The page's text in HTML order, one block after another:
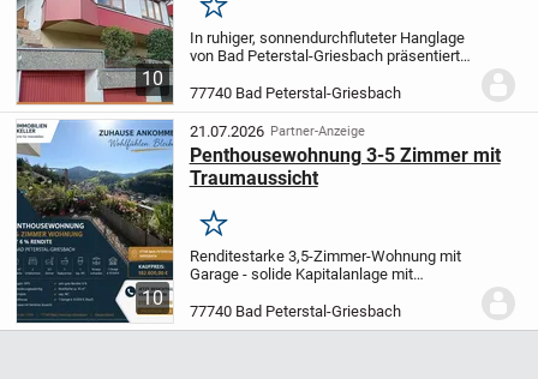
10
Merken
In ruhiger, sonnendurchfluteter Hanglage
von Bad Peterstal-Griesbach präsentiert
Wohnung im Hochparterre eines
gepflegten Achtfamilienhauses aus dem
Jahr 1971. Das...
77740 Bad Peterstal-Griesbach
10
21.07.2026 Partner-Anzeige
Penthousewohnung 3-5 Zimmer mit
Traumaussicht
Merken
Renditestarke 3,5-Zimmer-Wohnung mit
Garage - solide Kapitalanlage mit
3,5-Zimmer-Wohnung mit ca. 113 m²
Wohnfläche bietet Kapitalanlegern eine
77740 Bad Peterstal-Griesbach